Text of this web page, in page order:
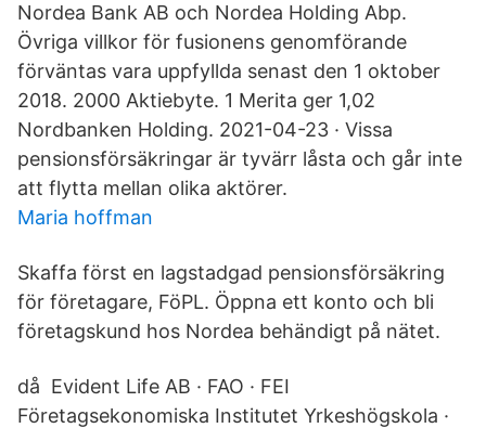
Nordea Bank AB och Nordea Holding Abp.
Övriga villkor för fusionens genomförande
förväntas vara uppfyllda senast den 1 oktober
2018. 2000 Aktiebyte. 1 Merita ger 1,02
Nordbanken Holding. 2021-04-23 · Vissa
pensionsförsäkringar är tyvärr låsta och går inte
att flytta mellan olika aktörer.
Maria hoffman
Skaffa först en lagstadgad pensionsförsäkring
för företagare, FöPL. Öppna ett konto och bli
företagskund hos Nordea behändigt på nätet.
då Evident Life AB · FAO · FEI
Företagsekonomiska Institutet Yrkeshögskola ·